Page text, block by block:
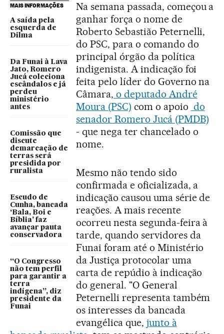
MAIS INFORMAÇÕES
A saída pela
esquerda de
Dilma
Da Funai à Lava
Jato, Romero
Jucá coleciona
escândalos e já
perdeu
ministério
antes
Comissão que
discute
demarcação de
terras será
presidida por
ruralista
Escudo de
Cunha, bancada
‘Bala, Boi e
Bíblia’ faz
avançar pauta
conservadora
“O Congresso
não tem perfil
para garantir a
terra
indígena”, diz
presidente da
Funai
Na semana passada, começou a
ganhar força o nome de
Roberto Sebastião Peternelli,
do PSC, para o comando do
principal órgão da política
indigenista. A indicação foi
feita pelo líder do Governo na
Câmara, o deputado André
Moura (PSC) com o apoio do
senador Romero Jucá (PMDB)
- que nega ter chancelado o
nome.
Mesmo não tendo sido
confirmada e oficializada, a
indicação causou uma série de
reações. A mais recente
ocorreu nesta segunda-feira à
tarde, quando servidores da
Funai foram até o Ministério
da Justiça protocolar uma
carta de repúdio à indicação
do general. "O General
Peternelli representa também
os interesses da bancada
evangélica que, junto à